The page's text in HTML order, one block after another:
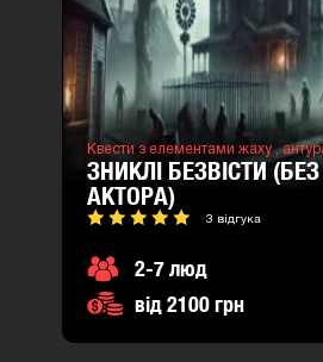
Квести з елементами жаху ,
ЗНИКЛІ БЕЗВІСТИ (БЕЗ
АКТОРА)
3 відгука
2-7 люд
від 2100 грн